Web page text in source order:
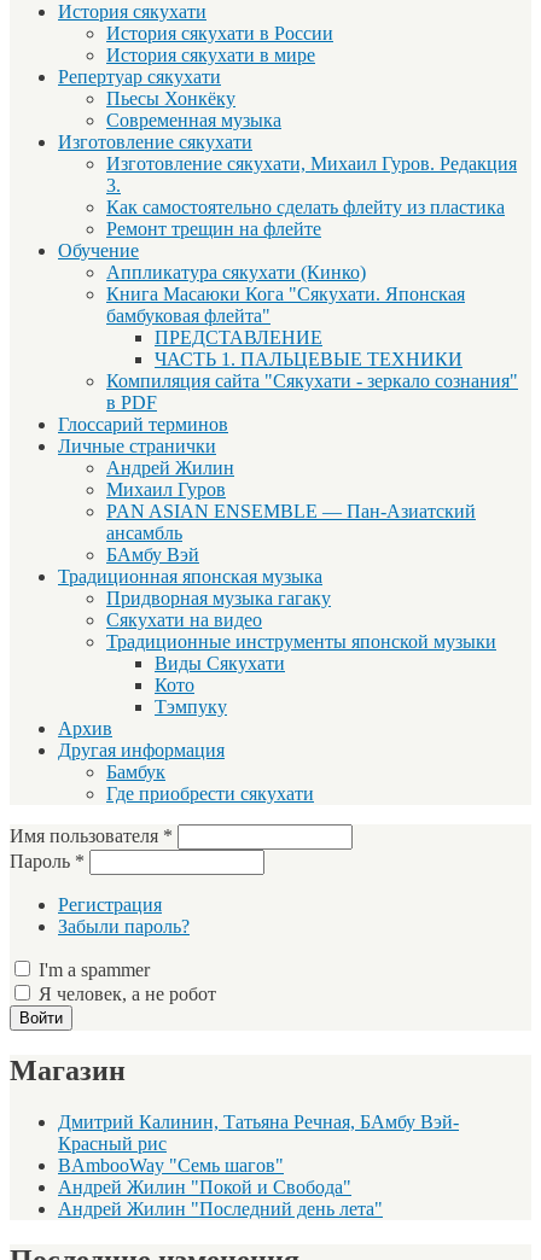
История сякухати
История сякухати в России
История сякухати в мире
Репертуар сякухати
Пьесы Хонкёку
Современная музыка
Изготовление сякухати
Изготовление сякухати, Михаил Гуров. Редакция
3.
Как самостоятельно сделать флейту из пластика
Ремонт трещин на флейте
Обучение
Аппликатура сякухати (Кинко)
Книга Масаюки Кога "Сякухати. Японская
бамбуковая флейта"
ПРЕДСТАВЛЕНИЕ
ЧАСТЬ 1. ПАЛЬЦЕВЫЕ ТЕХНИКИ
Компиляция сайта "Сякухати - зеркало сознания"
в PDF
Глоссарий терминов
Личные странички
Андрей Жилин
Михаил Гуров
PAN ASIAN ENSEMBLE — Пан-Азиатский
ансамбль
БАмбу Вэй
Традиционная японская музыка
Придворная музыка гагаку
Сякухати на видео
Традиционные инструменты японской музыки
Виды Сякухати
Кото
Тэмпуку
Архив
Другая информация
Бамбук
Где приобрести сякухати
Имя пользователя *
Пароль *
Регистрация
Забыли пароль?
I'm a spammer
Я человек, а не робот
Магазин
Дмитрий Калинин, Татьяна Речная, БАмбу Вэй-
Красный рис
BAmbooWay "Семь шагов"
Андрей Жилин "Покой и Свобода"
Андрей Жилин "Последний день лета"